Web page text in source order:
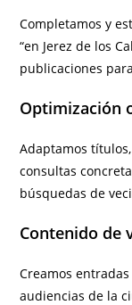
Completamos y
“en Jerez de los
publicaciones
Optimización
Adaptamos
consultas
búsquedas de
Contenido de
Creamos
audiencias de la